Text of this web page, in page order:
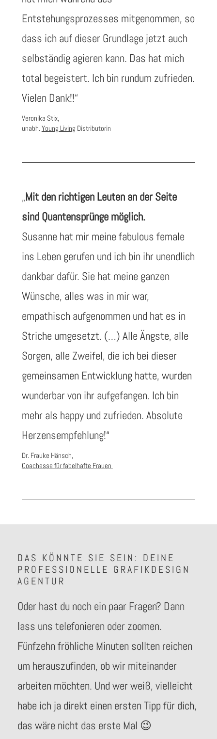
Entstehungsprozesses mitgenommen, so
dass ich auf dieser Grundlage jetzt auch
selbständig agieren kann. Das hat mich
total begeistert. Ich bin rundum zufrieden.
Vielen Dank!!“
Veronika Stix,
unabh.Young Living Distributorin
„Mit den richtigen Leuten an der Seite
sind Quantensprünge möglich.
Susanne hat mir meine fabulous female
ins Leben gerufen und ich bin ihr unendlich
dankbar dafür. Sie hat meine ganzen
Wünsche, alles was in mir war,
empathisch aufgenommen und hat es in
Striche umgesetzt. (…) Alle Ängste, alle
Sorgen, alle Zweifel, die ich bei dieser
gemeinsamen Entwicklung hatte, wurden
wunderbar von ihr aufgefangen. Ich bin
mehr als happy und zufrieden. Absolute
Herzensempfehlung!“
Dr. Frauke Hänsch,
Coachesse für fabelhafte Frauen
DAS KÖNNTE SIE SEIN: DEINE
PROFESSIONELLE GRAFIKDESIGN
AGENTUR
Oder hast du noch ein paar Fragen? Dann
lass uns telefonieren oder zoomen.
Fünfzehn fröhliche Minuten sollten reichen
um herauszufinden, ob wir miteinander
arbeiten möchten. Und wer weiß, vielleicht
habe ich ja direkt einen ersten Tipp für dich,
das wäre nicht das erste Mal 😉